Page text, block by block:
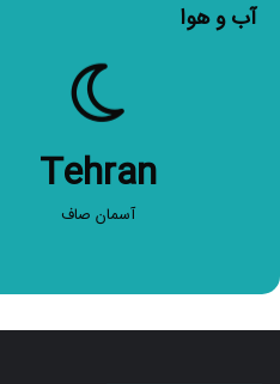
آب و هوا
Tehran
آسمان صاف